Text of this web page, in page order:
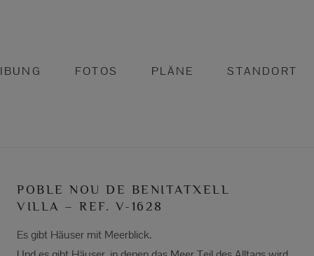
FOTOS PLÄNE STANDORT
POBLE NOU DE BENITATXELL
VILLA – REF. V-1628
Es gibt Häuser mit Meerblick.